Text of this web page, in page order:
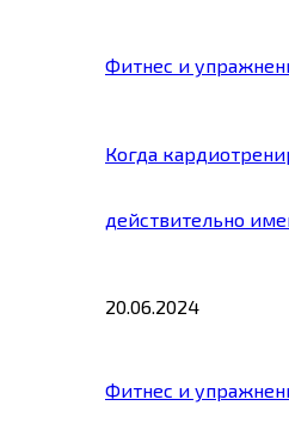
Фитнес и
Когда
действительно
20.06.2024
Фитнес и